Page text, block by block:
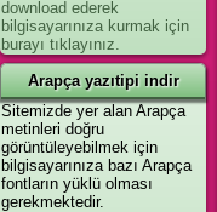
download ederek
bilgisayarınıza kurmak için
burayı tıklayınız.
Arapça yazıtipi indir
Sitemizde yer alan Arapça
metinleri doğru
görüntüleyebilmek için
bilgisayarınıza bazı Arapça
fontların yüklü olması
gerekmektedir.